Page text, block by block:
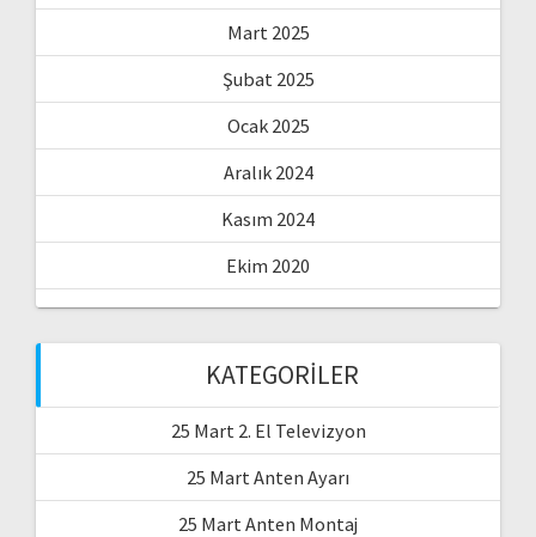
Mart 2025
Şubat 2025
Ocak 2025
Aralık 2024
Kasım 2024
Ekim 2020
KATEGORILER
25 Mart 2. El Televizyon
25 Mart Anten Ayarı
25 Mart Anten Montaj